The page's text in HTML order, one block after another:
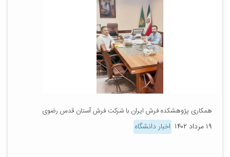
همکاری پژوهشکده فرش ایران با شرکت فرش آستان قدس رضوی
۱۹ مرداد ۱۴۰۲ اخبار دانشگاه